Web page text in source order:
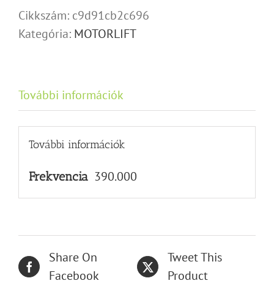
Cikkszám: c9d91cb2c696
Kategória: MOTORLIFT
További információk
További információk
Frekvencia 390.000
Share On
Facebook
Tweet This
Product